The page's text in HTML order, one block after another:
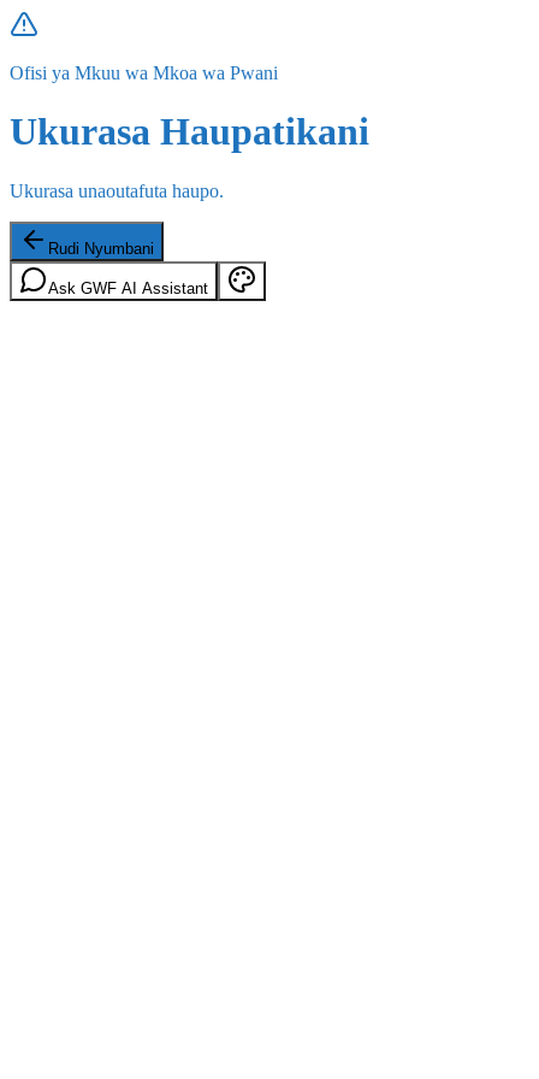
Ofisi ya Mkuu wa Mkoa wa Pwani
Ukurasa Haupatikani
Ukurasa unaoutafuta haupo.
Rudi Nyumbani
Ask GWF AI Assistant